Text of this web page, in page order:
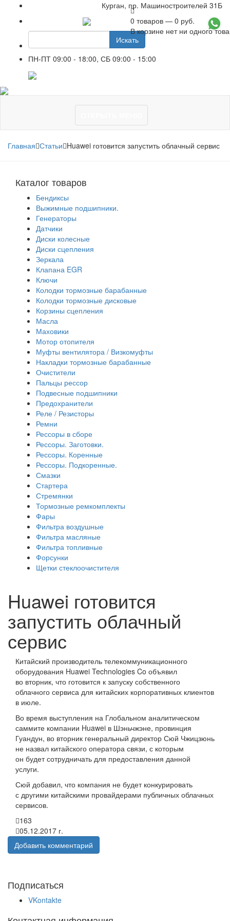
Курган, пр. Машиностроителей 31Б
+7 961 751-44-23
Искать
ПН-ПТ 09:00 - 18:00, СБ 09:00 - 15:00
0 товаров — 0 руб.
В корзине нет ни одного
Главная Статьи Huawei готовится запустить облачный сервис
Каталог товаров
Бендиксы
Выжимные подшипники.
Генераторы
Датчики
Диски колесные
Диски сцепления
Зеркала
Клапана EGR
Ключи
Колодки тормозные барабанные
Колодки тормозные дисковые
Корзины сцепления
Масла
Маховики
Мотор отопителя
Муфты вентилятора / Визкомуфты
Накладки тормозные барабанные
Очистители
Пальцы рессор
Подвесные подшипники
Предохранители
Реле / Резисторы
Ремни
Рессоры в сборе
Рессоры. Заготовки.
Рессоры. Коренные
Рессоры. Подкоренные.
Смазки
Стартера
Стремянки
Тормозные ремкомплекты
Фары
Фильтра воздушные
Фильтра масляные
Фильтра топливные
Форсунки
Щетки стеклоочистителя
Huawei готовится
запустить облачный
сервис
Китайский производитель телекоммуникационного
оборудования Huawei Technologies Co объявил
во вторник, что готовится к запуску собственного
облачного сервиса для китайских корпоративных клиентов
в июле.
Во время выступления на Глобальном аналитическом
саммите компании Huawei в Шэньчжэне, провинция
Гуандун, во вторник генеральный директор Сюй Чжицзюнь
не назвал китайского оператора связи, с которым
он будет сотрудничать для предоставления данной
услуги.
Сюй добавил, что компания не будет конкурировать
с другими китайскими провайдерами публичных облачных
сервисов.
163
05.12.2017 г.
Добавить комментарий
Подписаться
VKontakte